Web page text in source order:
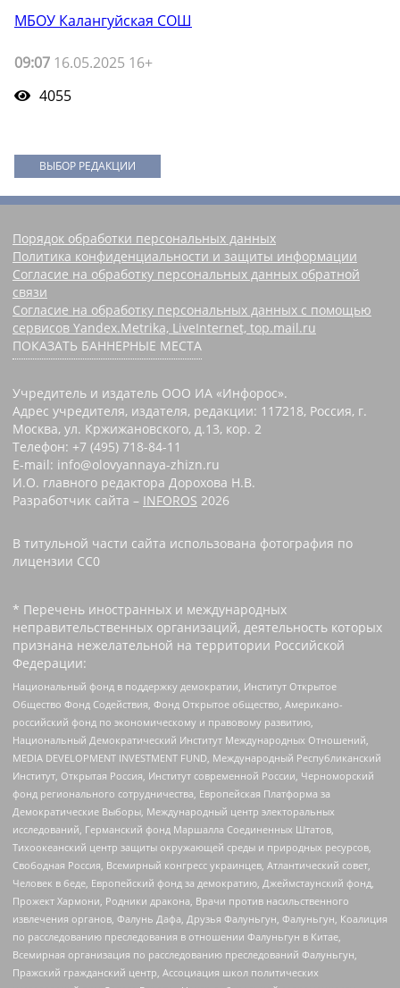
МБОУ Калангуйская СОШ
09:07 16.05.2025 16+
4055
ВЫБОР РЕДАКЦИИ
Порядок обработки персональных данных
Политика конфиденциальности и защиты информации
Согласие на обработку персональных данных обратной
связи
Согласие на обработку персональных данных с помощью
сервисов Yandex.Metrika, LiveInternet, top.mail.ru
ПОКАЗАТЬ БАННЕРНЫЕ МЕСТА
Учредитель и издатель ООО ИА «Инфорос».
Адрес учредителя, издателя, редакции: 117218, Россия, г.
Москва, ул. Кржижановского, д.13, кор. 2
Телефон: +7 (495) 718-84-11
E-mail: info@olovyannaya-zhizn.ru
И.О. главного редактора Дорохова Н.В.
Разработчик сайта – INFOROS 2026
В титульной части сайта использована фотография по
лицензии CC0 ‌
* Перечень иностранных и международных
неправительственных организаций, деятельность которых
признана нежелательной на территории Российской
Федерации:
Национальный фонд в поддержку демократии, Институт Открытое
Общество Фонд Содействия, Фонд Открытое общество, Американо-
российский фонд по экономическому и правовому развитию,
Национальный Демократический Институт Международных Отношений,
MEDIA DEVELOPMENT INVESTMENT FUND, Международный Республиканский
Институт, Открытая Россия, Институт современной России, Черноморский
фонд регионального сотрудничества, Европейская Платформа за
Демократические Выборы, Международный центр электоральных
исследований, Германский фонд Маршалла Соединенных Штатов,
Тихоокеанский центр защиты окружающей среды и природных ресурсов,
Свободная Россия, Всемирный конгресс украинцев, Атлантический совет,
Человек в беде, Европейский фонд за демократию, Джеймстаунский фонд,
Прожект Хармони, Родники дракона, Врачи против насильственного
извлечения органов, Фалунь Дафа, Друзья Фалуньгун, Фалуньгун, Коалиция
по расследованию преследования в отношении Фалуньгун в Китае,
Всемирная организация по расследованию преследований Фалуньгун,
Пражский гражданский центр, Ассоциация школ политических